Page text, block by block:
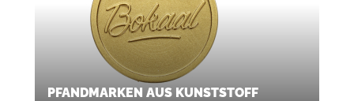
PFANDMARKEN AUS KUNSTSTOFF